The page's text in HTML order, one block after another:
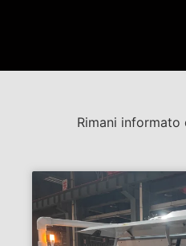
Rimani